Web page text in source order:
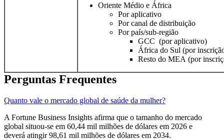
Oriente Médio e África
Por aplicativo
Por canal de distribuição
Por país/sub-região
GCC (por aplicativo)
África do Sul (por
Resto do MEA (por
Perguntas Frequentes
Quanto vale o mercado global de saúde da mulher?
A Fortune Business Insights afirma que o tamanho do mercado
global situou-se em 60,44 mil milhões de dólares em 2026 e
deverá atingir 98,61 mil milhões de dólares em 2034.